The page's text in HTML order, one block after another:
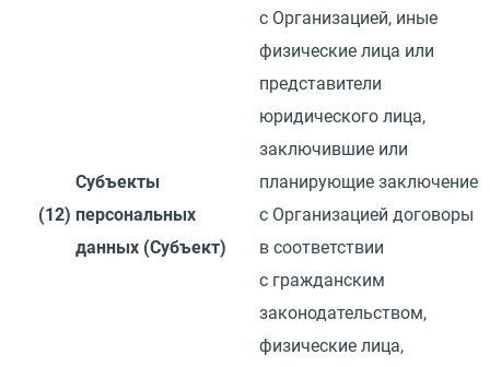
(12)
Субъекты
персональных
данных (Субъект)
с Организацией, иные
физические лица или
представители
юридического лица,
заключившие или
планирующие заключение
с Организацией договоры
в соответствии
с гражданским
законодательством,
физические лица,